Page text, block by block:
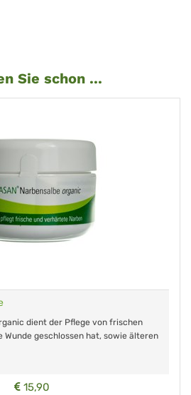
Sie schon ...
älteren
Das rezeptfreie
Wartezeit, keine